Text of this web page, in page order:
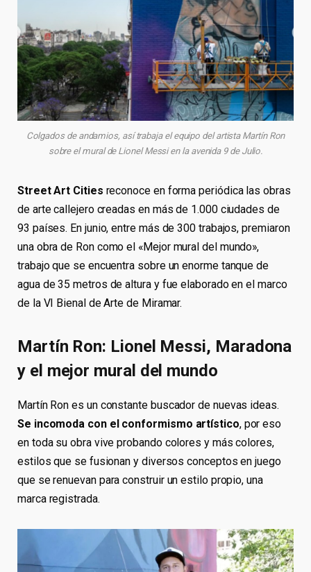
Colgados de andamios, así trabaja el equipo del artista Martín Ron
sobre el mural de Lionel Messi en la avenida 9 de Julio.
Street Art Cities reconoce en forma periódica las obras
de arte callejero creadas en más de 1.000 ciudades de
93 países. En junio, entre más de 300 trabajos, premiaron
una obra de Ron como el «Mejor mural del mundo»,
trabajo que se encuentra sobre un enorme tanque de
agua de 35 metros de altura y fue elaborado en el marco
de la VI Bienal de Arte de Miramar.
Martín Ron: Lionel Messi, Maradona
y el mejor mural del mundo
Martín Ron es un constante buscador de nuevas ideas.
Se incomoda con el conformismo artístico, por eso
en toda su obra vive probando colores y más colores,
estilos que se fusionan y diversos conceptos en juego
que se renuevan para construir un estilo propio, una
marca registrada.